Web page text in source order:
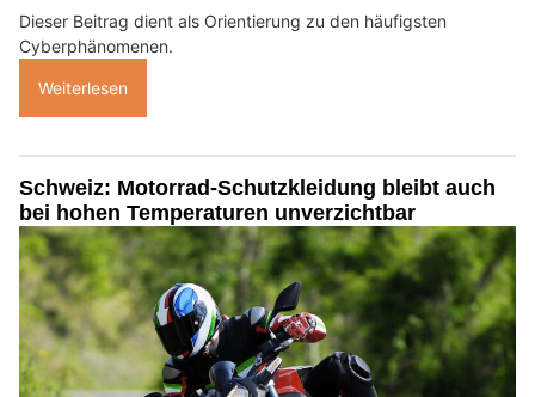
Dieser Beitrag dient als Orientierung zu den häufigsten
Cyberphänomenen.
Weiterlesen
Schweiz: Motorrad-Schutzkleidung bleibt auch
bei hohen Temperaturen unverzichtbar